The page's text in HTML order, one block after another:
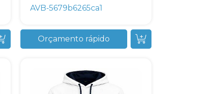
AVB-5679b6265ca1
Orçamento rápido